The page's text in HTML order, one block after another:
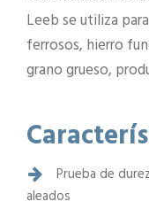
Leeb se utiliza
ferrosos, hierro
grano grueso,
Prueba de
aleados